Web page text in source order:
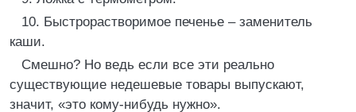
10. Быстрорастворимое печенье – заменитель
каши.
Смешно? Но ведь если все эти реально
существующие недешевые товары выпускают,
значит, «это кому-нибудь нужно».